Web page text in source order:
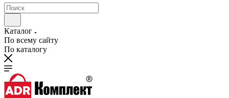
Каталог
По всему сайту
По каталогу